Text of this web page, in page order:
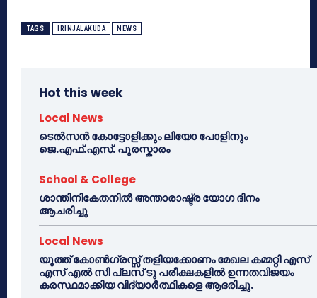
TAGS IRINJALAKUDA NEWS
Hot this week
Local News
ടെൽസൻ കോട്ടോളിക്കും ലിയോ പോളിനും
ജെ.എഫ്.എസ്. പുരസ്കാരം
School & College
ശാന്തിനികേതനിൽ അന്താരാഷ്ട്ര യോഗ ദിനം
ആചരിച്ചു
Local News
യൂത്ത് കോൺഗ്രസ്സ് തളിയക്കോണം മേഖല കമ്മറ്റി എസ്
എസ് എൽ സി പ്ലസ് ടു പരീക്ഷകളിൽ ഉന്നതവിജയം
കരസ്ഥമാക്കിയ വിദ്യാർത്ഥികളെ ആദരിച്ചു.